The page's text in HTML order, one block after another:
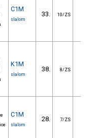
C1M
slalom
33. 10/ZS
K1M
slalom
38. 8/ZS
C1M
slalom
28. 7/ZS